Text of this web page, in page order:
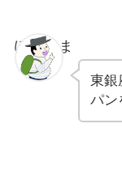
ぽちゃま
東銀
パン